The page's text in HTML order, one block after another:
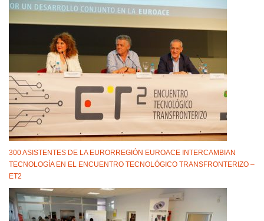
300 ASISTENTES DE LA EURORREGIÓN EUROACE INTERCAMBIAN
TECNOLOGÍA EN EL ENCUENTRO TECNOLÓGICO TRANSFRONTERIZO –
ET2